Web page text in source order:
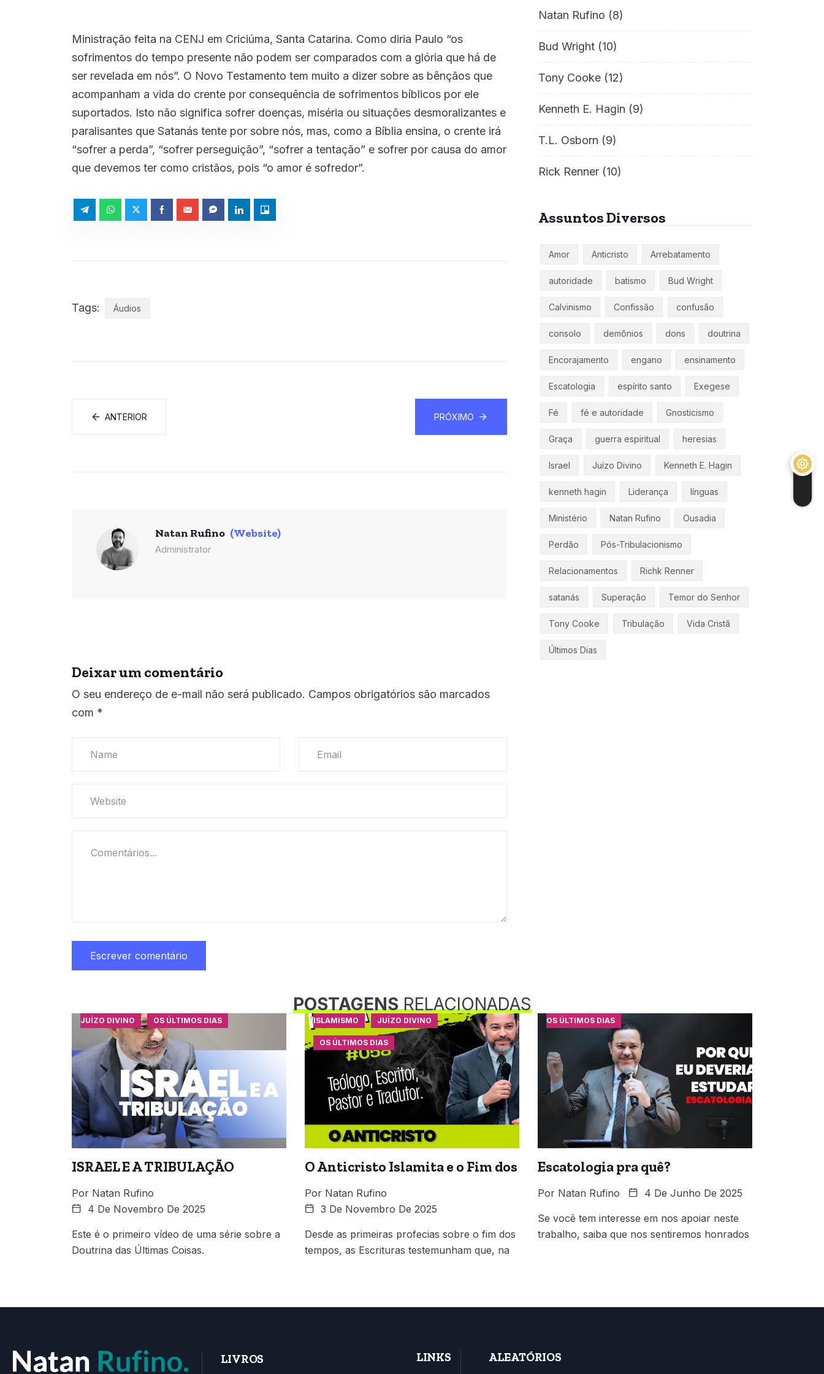
play
icon
Episode
icon
Episode
Episode
play
icon
play
icon
A Predestinação que Paulo Ensinou e a Distorção do Caráter de Deus Ensinada AtualmenteEpisode
Description
MAIS EPISÓDIOS...
Ministração feita na CENJ em Criciúma, Santa Catarina. Como diria Paulo “os
sofrimentos do tempo presente não podem ser comparados com a glória que há de
ser revelada em nós”. O Novo Testamento tem muito a dizer sobre as bênçãos que
acompanham a vida do crente por consequência de sofrimentos bíblicos por ele
suportados. Isto não significa sofrer doenças, miséria ou situações desmoralizantes e
paralisantes que Satanás tente por sobre nós, mas, como a Bíblia ensina, o crente irá
“sofrer a perda”, “sofrer perseguição”, “sofrer a tentação” e sofrer por causa do amor
que devemos ter como cristãos, pois “o amor é sofredor”.
Tags: Áudios
ANTERIOR PRÓXIMO
Natan Rufino (Website)
Administrator
Deixar um comentário
O seu endereço de e-mail não será publicado. Campos obrigatórios são marcados
com *
Natan Rufino (8)
Bud Wright (10)
Tony Cooke (12)
Kenneth E. Hagin (9)
T.L. Osborn (9)
Rick Renner (10)
Assuntos Diversos
Amor Anticristo Arrebatamento
autoridade batismo Bud Wright
Calvinismo Confissão confusão
consolo demônios dons doutrina
Encorajamento engano ensinamento
Escatologia espírito santo Exegese
Fé fé e autoridade Gnosticismo
Graça guerra espiritual heresias
Israel Juízo Divino Kenneth E. Hagin
kenneth hagin Liderança línguas
Ministério Natan Rufino Ousadia
Perdão Pós-Tribulacionismo
Relacionamentos Richk Renner
satanás Superação Temor do Senhor
Tony Cooke Tribulação Vida Cristã
Últimos Dias
POSTAGENSRELACIONADAS
JUÍZO DIVINO OS ÚLTIMOS DIAS
ISRAEL E A TRIBULAÇÃO
Por Natan Rufino
4 De Novembro De 2025
Este é o primeiro vídeo de uma série sobre a
Doutrina das Últimas Coisas.
ISLAMISMO JUÍZO DIVINO
OS ÚLTIMOS DIAS
O Anticristo Islamita e o Fim dos
Por Natan Rufino
3 De Novembro De 2025
Desde as primeiras profecias sobre o fim dos
tempos, as Escrituras testemunham que, na
OS ÚLTIMOS DIAS
Escatologia pra quê?
Por Natan Rufino 4 De Junho De 2025
Se você tem interesse em nos apoiar neste
trabalho, saiba que nos sentiremos honrados
LIVROS LINKS ALEATÓRIOS